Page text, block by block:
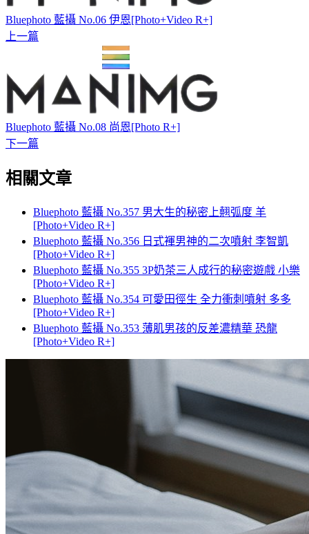
Bluephoto 藍攝 No.06 伊恩[Photo+Video R+]
上一篇
Bluephoto 藍攝 No.08 尚恩[Photo R+]
下一篇
相關文章
Bluephoto 藍攝 No.357 男大生的秘密上翹弧度 羊
[Photo+Video R+]
Bluephoto 藍攝 No.356 日式褌男神的二次噴射 李智凱
[Photo+Video R+]
Bluephoto 藍攝 No.355 3P奶茶三人成行的秘密遊戲 小樂
[Photo+Video R+]
Bluephoto 藍攝 No.354 可愛田徑生 全力衝刺噴射 多多
[Photo+Video R+]
Bluephoto 藍攝 No.353 薄肌男孩的反差濃精華 恐龍
[Photo+Video R+]